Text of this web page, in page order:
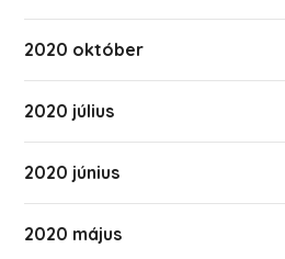
2020 október
2020 július
2020 június
2020 május